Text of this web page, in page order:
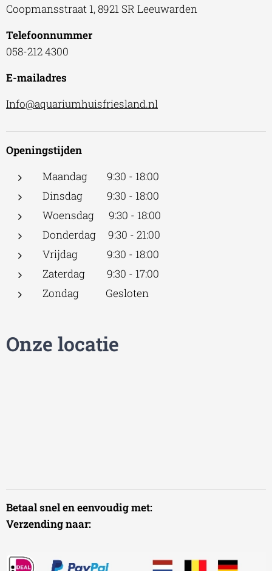
Coopmansstraat 1, 8921 SR Leeuwarden
Telefoonnummer
058-212 4300
E-mailadres
Info@aquariumhuisfriesland.nl
Openingstijden
Maandag 9:30 - 18:00
Dinsdag 9:30 - 18:00
Woensdag 9:30 - 18:00
Donderdag 9:30 - 21:00
Vrijdag 9:30 - 18:00
Zaterdag 9:30 - 17:00
Zondag Gesloten
Onze locatie
Betaal snel en eenvoudig met:
Verzending naar: